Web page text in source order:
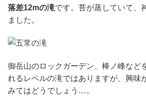
落差12mの滝です。苔が蒸していて、
ました。
御岳山のロックガーデン、棒ノ峰など
れるレベルの滝ではありますが、興味
みてはどうでしょう…。